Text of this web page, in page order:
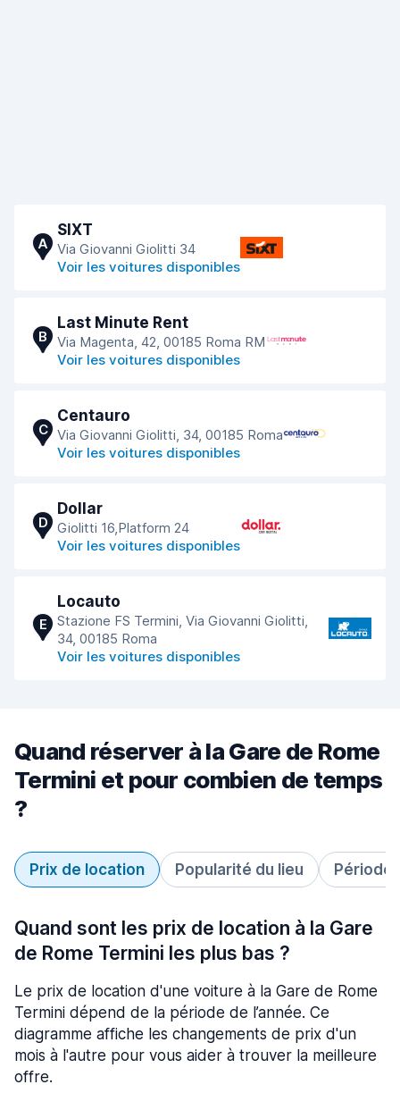
A
SIXT
Via Giovanni Giolitti 34
Voir les voitures disponibles
B
Last Minute Rent
Via Magenta, 42, 00185 Roma RM
Voir les voitures disponibles
C
Centauro
Via Giovanni Giolitti, 34, 00185 Roma
Voir les voitures disponibles
D
Dollar
Giolitti 16,Platform 24
Voir les voitures disponibles
E
Locauto
Stazione FS Termini, Via Giovanni Giolitti,
34, 00185 Roma
Voir les voitures disponibles
Quand réserver à la Gare de Rome
Termini et pour combien de temps
?
Prix de location Popularité du lieu Période
Quand sont les prix de location à la Gare
de Rome Termini les plus bas ?
Le prix de location d'une voiture à la Gare de Rome
Termini dépend de la période de l’année. Ce
diagramme affiche les changements de prix d'un
mois à l'autre pour vous aider à trouver la meilleure
offre.